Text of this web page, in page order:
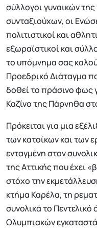
σύλλογοι γυναικών
συνταξιούχων, οι
πολιτιστικοί και
εξωραϊστικοί και
το υπόμνημα σας
Προεδρικό Διάταγμα
δοθεί το πράσινο φως
Καζίνο της Πάρνηθα
Πρόκειται για μια
των κατοίκων και των
ενταγμένη στον
της Αττικής που έχει
στόχο την
κτήμα Καρέλα, τη
συνολικά το
Ολυμπιακών